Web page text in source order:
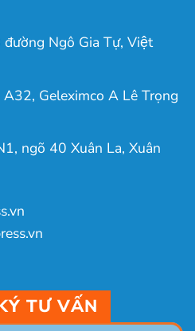
Ngô Gia Tự, Việt
Geleximco A Lê Trọng
ngõ 40 Xuân La, Xuân
TƯ VẤN